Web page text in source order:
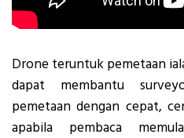
Drone teruntuk pemetaan
dapat membantu
pemetaan dengan cepat,
apabila pembaca